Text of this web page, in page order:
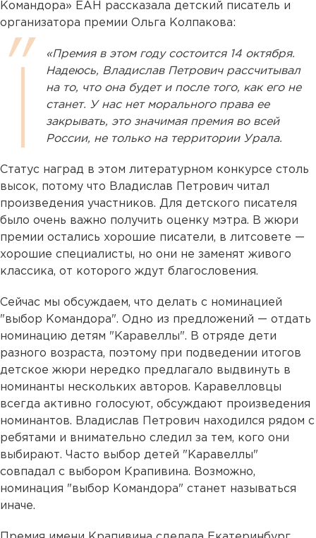
Командора» ЕАН рассказала детский писатель и
организатора премии Ольга Колпакова:
«Премия в этом году состоится 14 октября.
Надеюсь, Владислав Петрович рассчитывал
на то, что она будет и после того, как его не
станет. У нас нет морального права ее
закрывать, это значимая премия во всей
России, не только на территории Урала.
Статус наград в этом литературном конкурсе столь
высок, потому что Владислав Петрович читал
произведения участников. Для детского писателя
было очень важно получить оценку мэтра. В жюри
премии остались хорошие писатели, в литсовете —
хорошие специалисты, но они не заменят живого
классика, от которого ждут благословения.
Сейчас мы обсуждаем, что делать с номинацией
"выбор Командора". Одно из предложений — отдать
номинацию детям "Каравеллы". В отряде дети
разного возраста, поэтому при подведении итогов
детское жюри нередко предлагало выдвинуть в
номинанты нескольких авторов. Каравелловцы
всегда активно голосуют, обсуждают произведения
номинантов. Владислав Петрович находился рядом с
ребятами и внимательно следил за тем, кого они
выбирают. Часто выбор детей "Каравеллы"
совпадал с выбором Крапивина. Возможно,
номинация "выбор Командора" станет называться
иначе.